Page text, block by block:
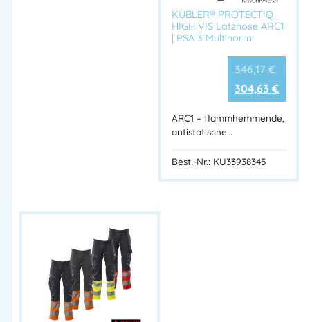
KÜBLER® PROTECTIQ
HIGH VIS Latzhose ARC1
| PSA 3 Multinorm
346,17€
304,63 €
ARC1 – flammhemmende,
antistatische…
Best.-Nr.: KU33938345